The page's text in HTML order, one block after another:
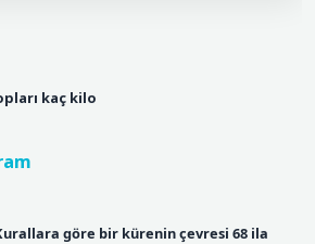
kaç kilo
göre bir kürenin çevresi 68 ila